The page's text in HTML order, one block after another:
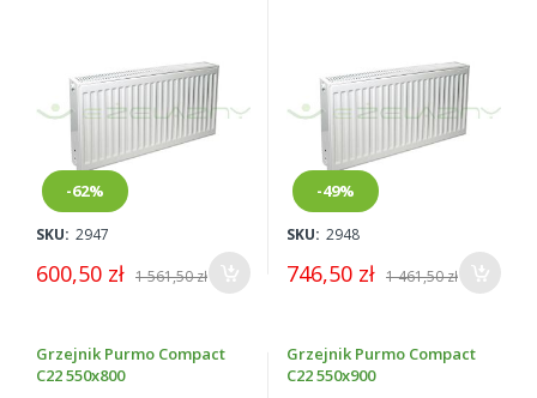
-62%
SKU: 2947
600,50 zł 1 561,50 zł
-49%
SKU: 2948
746,50 zł 1 461,50 zł
Grzejnik Purmo Compact
C22 550x800
Grzejnik Purmo Compact
C22 550x900